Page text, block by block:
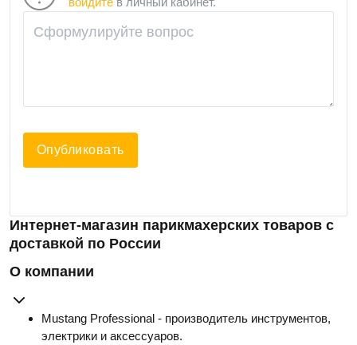
Опубликовать
Интернет-магазин парикмахерских товаров с
доставкой по России
О компании
Mustang Professional - производитель инструментов,
электрики и аксессуаров.